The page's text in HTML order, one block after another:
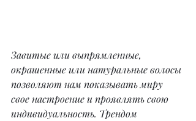
Завитые или выпрямленные,
окрашенные или натуральные волосы
позволяют нам показывать миру
свое настроение и проявлять свою
индивидуальность. Трендом